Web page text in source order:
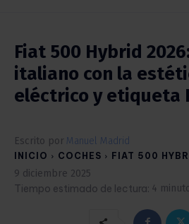
Fiat 500 Hybrid
italiano con la
eléctrico y etiqueta
Escrito por Manuel Madrid
INICIO COCHES FIAT 500
9 diciembre 2025
Tiempo estimado de lectura: 4